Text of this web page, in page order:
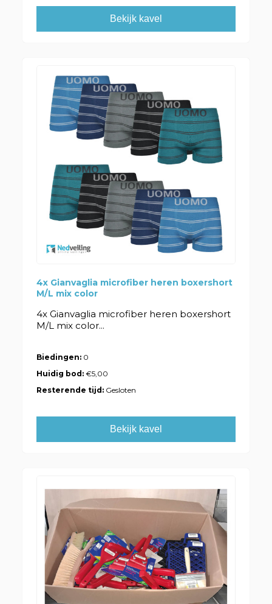
Bekijk kavel
4x Gianvaglia microfiber heren boxershort
M/L mix color
4x Gianvaglia microfiber heren boxershort
M/L mix color...
Biedingen: 0
Huidig bod:€5,00
Resterende tijd: Gesloten
Bekijk kavel